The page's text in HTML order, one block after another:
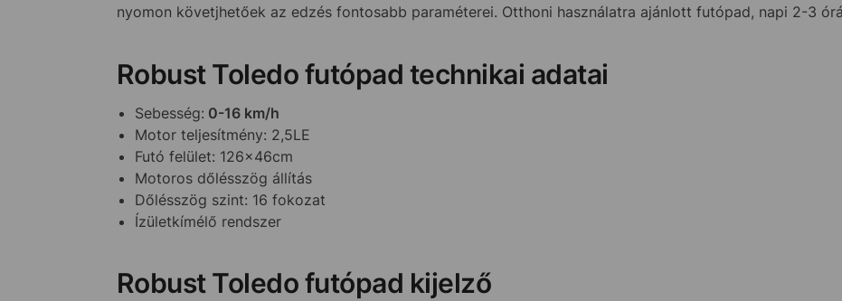
nyomon követjhetőek az edzés fontosabb paraméterei. Otthoni használatra ajánlott futópad, napi 2-3
Robust Toledo futópad technikai adatai
Sebesség: 0-16 km/h
Motor teljesítmény: 2,5LE
Futó felület: 126x46cm
Motoros dőlésszög állítás
Dőlésszög szint: 16 fokozat
Ízületkímélő rendszer
Robust Toledo futópad kijelző